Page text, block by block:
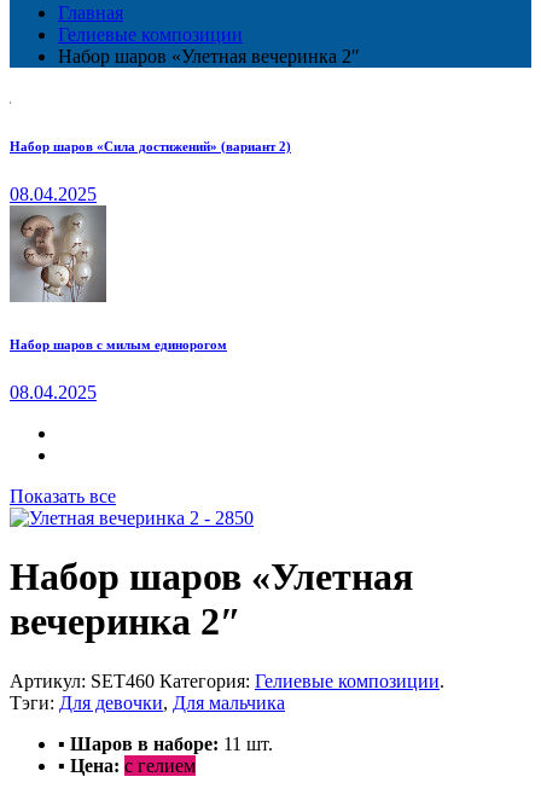
Главная
Гелиевые композиции
Набор шаров «Улетная вечеринка 2″
Набор шаров «Сила достижений» (вариант 2)
08.04.2025
Набор шаров с милым единорогом
08.04.2025
Показать все
Набор шаров «Улетная
вечеринка 2″
Артикул: SET460 Категория: Гелиевые композиции.
Тэги: Для девочки, Для мальчика
▪ Шаров в наборе: 11 шт.
▪ Цена: с гелием